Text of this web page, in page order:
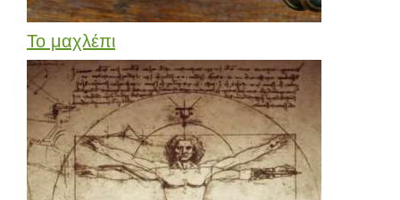
Το μαχλέπι